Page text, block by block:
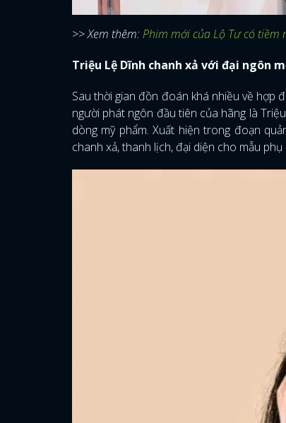
>> Xem thêm:Phim mới của Lộ Tư có
Triệu Lệ Dĩnh chanh xả với đại ngôn
Sau thời gian đồn đoán khá nhiều về hợp
người phát ngôn đầu tiên của hãng là
dòng mỹ phẩm. Xuất hiện trong đoạn
chanh xả, thanh lịch, đại diện cho mẫu